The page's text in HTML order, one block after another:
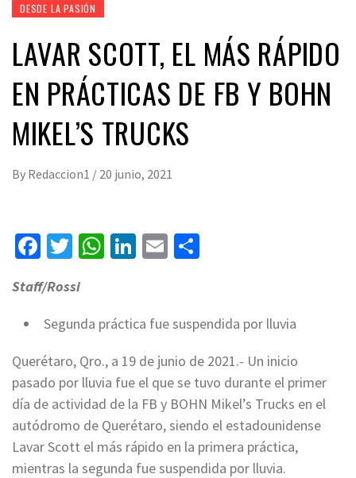
DESDE LA PASIÓN
LAVAR SCOTT, EL MÁS RÁPIDO
EN PRÁCTICAS DE FB Y BOHN
MIKEL’S TRUCKS
By Redaccion1 / 20 junio, 2021
Facebook
Twitter
WhatsApp
LinkedIn
Email
Staff/Rossi
Segunda práctica fue suspendida por lluvia
Querétaro, Qro., a 19 de junio de 2021.- Un inicio
pasado por lluvia fue el que se tuvo durante el primer
día de actividad de la FB y BOHN Mikel’s Trucks en el
autódromo de Querétaro, siendo el estadounidense
Lavar Scott el más rápido en la primera práctica,
mientras la segunda fue suspendida por lluvia.